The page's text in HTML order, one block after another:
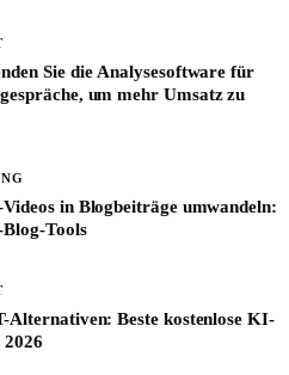
Sie die Analysesoftware für
um mehr Umsatz zu
Videos in Blogbeiträge umwandeln:
Tools
Alternativen: Beste kostenlose KI-